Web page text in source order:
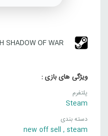
SHADOW OF WAR
ویژگی های بازی :
پلتفرم
Steam
دسته بندی
new off sell , steam